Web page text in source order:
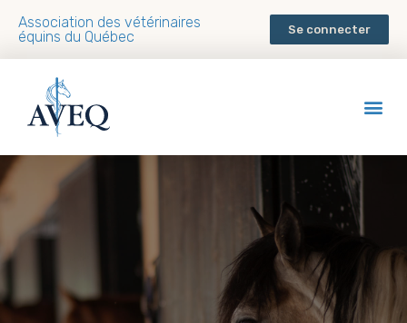
Association des vétérinaires
équins du Québec
Se connecter